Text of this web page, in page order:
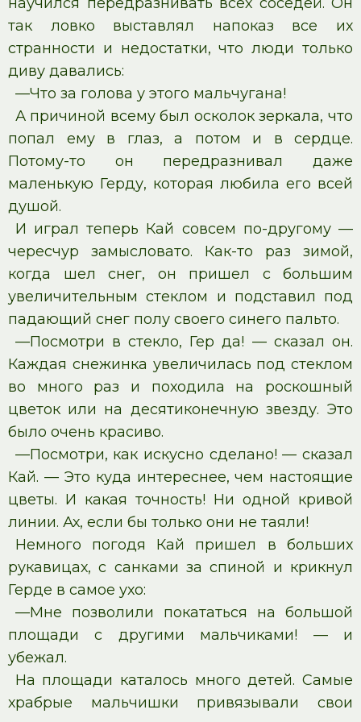
так ловко выставлял напоказ все их
странности и недостатки, что люди только
диву давались:
—Что за голова у этого мальчугана!
А причиной всему был осколок зеркала, что
попал ему в глаз, а потом и в сердце.
Потому-то он передразнивал даже
маленькую Герду, которая любила его всей
душой.
И играл теперь Кай совсем по-другому —
чересчур замысловато. Как-то раз зимой,
когда шел снег, он пришел с большим
увеличительным стеклом и подставил под
падающий снег полу своего синего пальто.
—Посмотри в стекло, Гер да! — сказал он.
Каждая снежинка увеличилась под стеклом
во много раз и походила на роскошный
цветок или на десятиконечную звезду. Это
было очень красиво.
—Посмотри, как искусно сделано! — сказал
Кай. — Это куда интереснее, чем настоящие
цветы. И какая точность! Ни одной кривой
линии. Ах, если бы только они не таяли!
Немного погодя Кай пришел в больших
рукавицах, с санками за спиной и крикнул
Герде в самое ухо:
—Мне позволили покататься на большой
площади с другими мальчиками! — и
убежал.
На площади каталось много детей. Самые
храбрые мальчишки привязывали свои